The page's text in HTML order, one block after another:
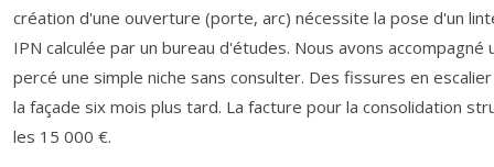
création d'une ouverture (porte, arc) nécessite la pose d'un
IPN calculée par un bureau d'études. Nous avons accompagné
percé une simple niche sans consulter. Des fissures en
la façade six mois plus tard. La facture pour la consolidation
les 15 000 €.